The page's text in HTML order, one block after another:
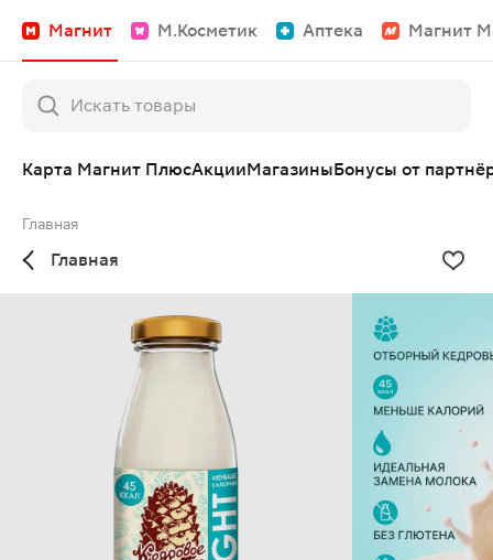
Магнит М.Косметик Аптека Магнит
Карта Магнит ПлюсАкцииМагазиныБонусы от
Главная
Главная